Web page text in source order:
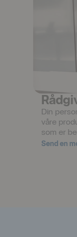
Din
våre
som er
Send en
Öppnas i